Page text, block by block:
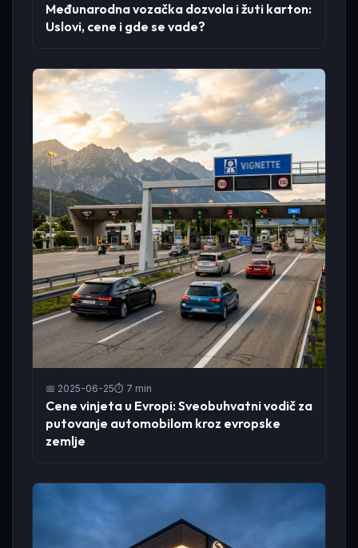
Međunarodna vozačka dozvola i žuti karton:
Uslovi, cene i gde se vade?
📅 2025-06-25⏱️ 7 min
Cene vinjeta u Evropi: Sveobuhvatni vodič za
putovanje automobilom kroz evropske
zemlje